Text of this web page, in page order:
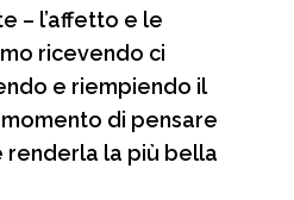
– l’affetto e le
ricevendo ci
e riempiendo il
di pensare
renderla la più bella